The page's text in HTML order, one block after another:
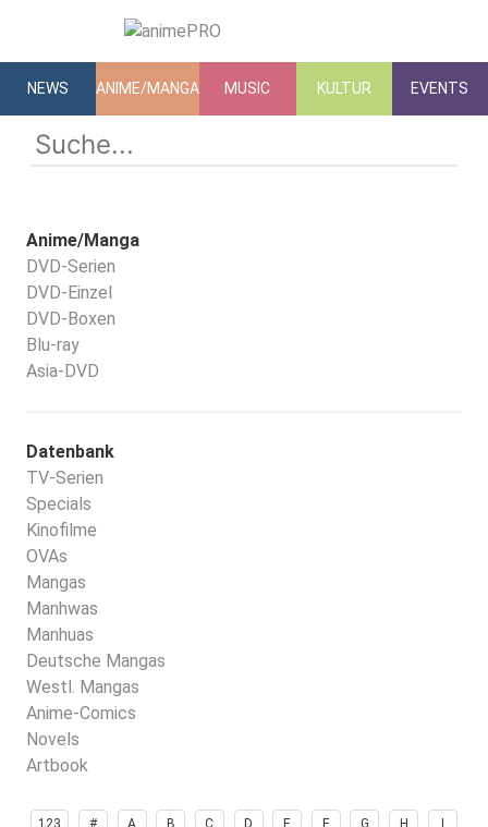
NEWS ANIME/MANGA MUSIC KULTUR EVENTS
Anime/Manga
DVD-Serien
DVD-Einzel
DVD-Boxen
Blu-ray
Asia-DVD
Datenbank
TV-Serien
Specials
Kinofilme
OVAs
Mangas
Manhwas
Manhuas
Deutsche Mangas
Westl. Mangas
Anime-Comics
Novels
Artbook